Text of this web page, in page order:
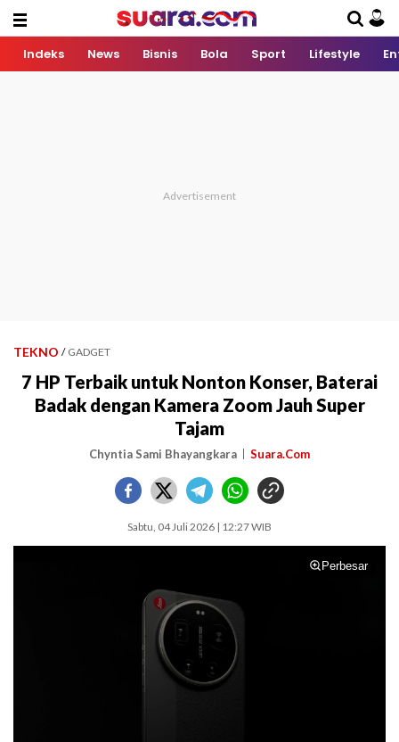
Indeks News Bisnis Bola Sport Lifestyle
TEKNO / GADGET
7 HP Terbaik untuk Nonton Konser, Baterai
Badak dengan Kamera Zoom Jauh Super
Tajam
Chyntia Sami Bhayangkara Suara.Com
Sabtu, 04 Juli 2026 | 12:27 WIB
Perbesar